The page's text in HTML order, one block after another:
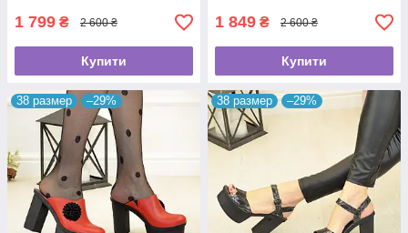
1 799 ₴ 2 600 ₴
Купити
1 849 ₴ 2 600 ₴
Купити
38 размер –29% 38 размер –29%